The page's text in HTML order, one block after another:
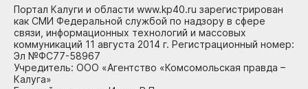
Портал Калуги и области www.kp40.ru зарегистрирован
как СМИ Федеральной службой по надзору в сфере
связи, информационных технологий и массовых
коммуникаций 11 августа 2014 г. Регистрационный номер:
Эл №ФС77-58967
Учредитель: ООО «Агентство «Комсомольская правда –
Калуга»